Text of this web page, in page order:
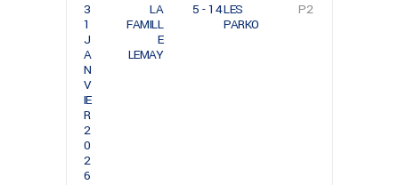
3
1
J
A
N
V
IE
R
2
0
2
6
LA
FAMILL
E
LEMAY
5 - 14LES
PARKO
P2